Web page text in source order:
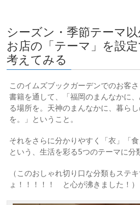
シーズン・季節テーマ
お店の「テーマ」を設定
考えてみる
このイムズブックガーデンでのお客さ
書籍を通して、「福岡のまんなかに
る場所を。天神のまんなかに、暮ら
を。」ということ。
それをさらに分かりやすく「衣」「食
という、生活を彩る5つのテーマに分
（このおしゃれ切り口な分類もステ
ょ！！！！！ と心が沸きました！）